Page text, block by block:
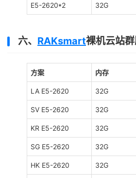
E5-2620*2 32G
六、 RAKsmart裸机云站
方案 内存
LA E5-2620 32G
SV E5-2620 32G
KR E5-2620 32G
SG E5-2620 32G
HK E5-2620 32G